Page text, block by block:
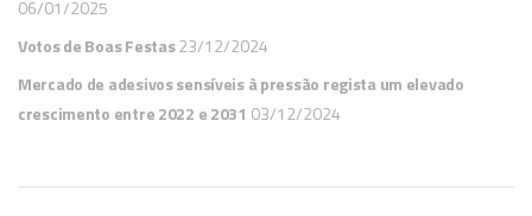
06/01/2025
Votos de Boas Festas23/12/2024
Mercado de adesivos sensíveis à pressão regista um elevado
crescimento entre 2022 e 2031 03/12/2024